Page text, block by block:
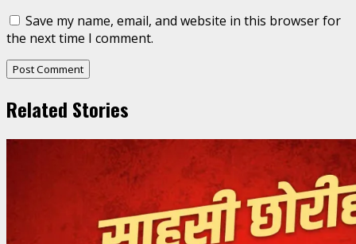
Save my name, email, and website in this browser for
the next time I comment.
Related Stories